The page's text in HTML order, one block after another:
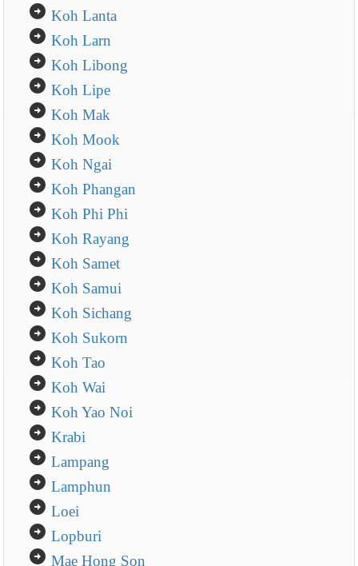
arrow_circle_right Koh Lanta
arrow_circle_right Koh Larn
arrow_circle_right Koh Libong
arrow_circle_right Koh Lipe
arrow_circle_right Koh Mak
arrow_circle_right Koh Mook
arrow_circle_right Koh Ngai
arrow_circle_right Koh Phangan
arrow_circle_right Koh Phi Phi
arrow_circle_right Koh Rayang
arrow_circle_right Koh Samet
arrow_circle_right Koh Samui
arrow_circle_right Koh Sichang
arrow_circle_right Koh Sukorn
arrow_circle_right Koh Tao
arrow_circle_right Koh Wai
arrow_circle_right Koh Yao Noi
arrow_circle_right Krabi
arrow_circle_right Lampang
arrow_circle_right Lamphun
arrow_circle_right Loei
arrow_circle_right Lopburi
arrow_circle_right Mae Hong Son